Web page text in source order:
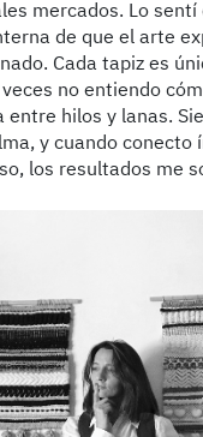
mercados. Lo sentí
de que el arte
Cada tapiz es
no entiendo
entre hilos y lanas.
y cuando conecto
los resultados me